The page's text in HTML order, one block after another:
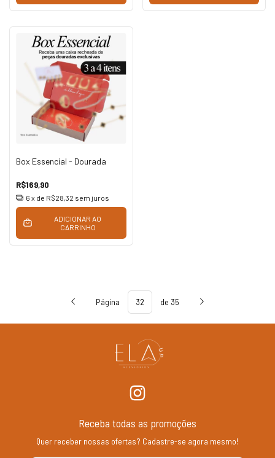
Box Essencial - Dourada
R$169,90
6 x de R$28,32 sem juros
ADICIONAR AO
CARRINHO
Página de 35
Receba todas as promoções
Quer receber nossas ofertas? Cadastre-se agora mesmo!